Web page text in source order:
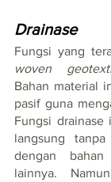
Drainase
Fungsi yang
woven
Bahan material
pasif guna
Fungsi drainase
langsung tanpa
dengan
lainnya.